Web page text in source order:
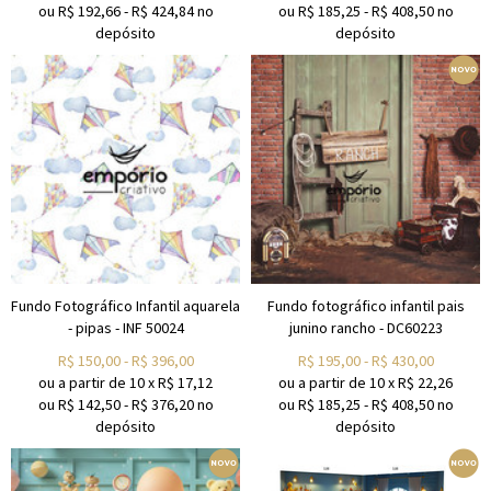
ou R$ 192,66-R$ 424,84no
depósito
ou R$ 185,25 -R$ 408,50no
depósito
Fundo Fotográfico Infantil aquarela
- pipas - INF 50024
R$ 150,00-R$ 396,00
ou a partir de 10xR$ 17,12
ou R$ 142,50-R$ 376,20no
depósito
Fundo fotográfico infantil pais
junino rancho - DC60223
R$ 195,00-R$ 430,00
ou a partir de 10xR$ 22,26
ou R$ 185,25 -R$ 408,50no
depósito